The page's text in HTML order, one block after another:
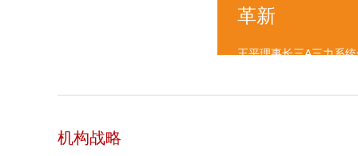
革新
王平理事长三A三力系
机构战略